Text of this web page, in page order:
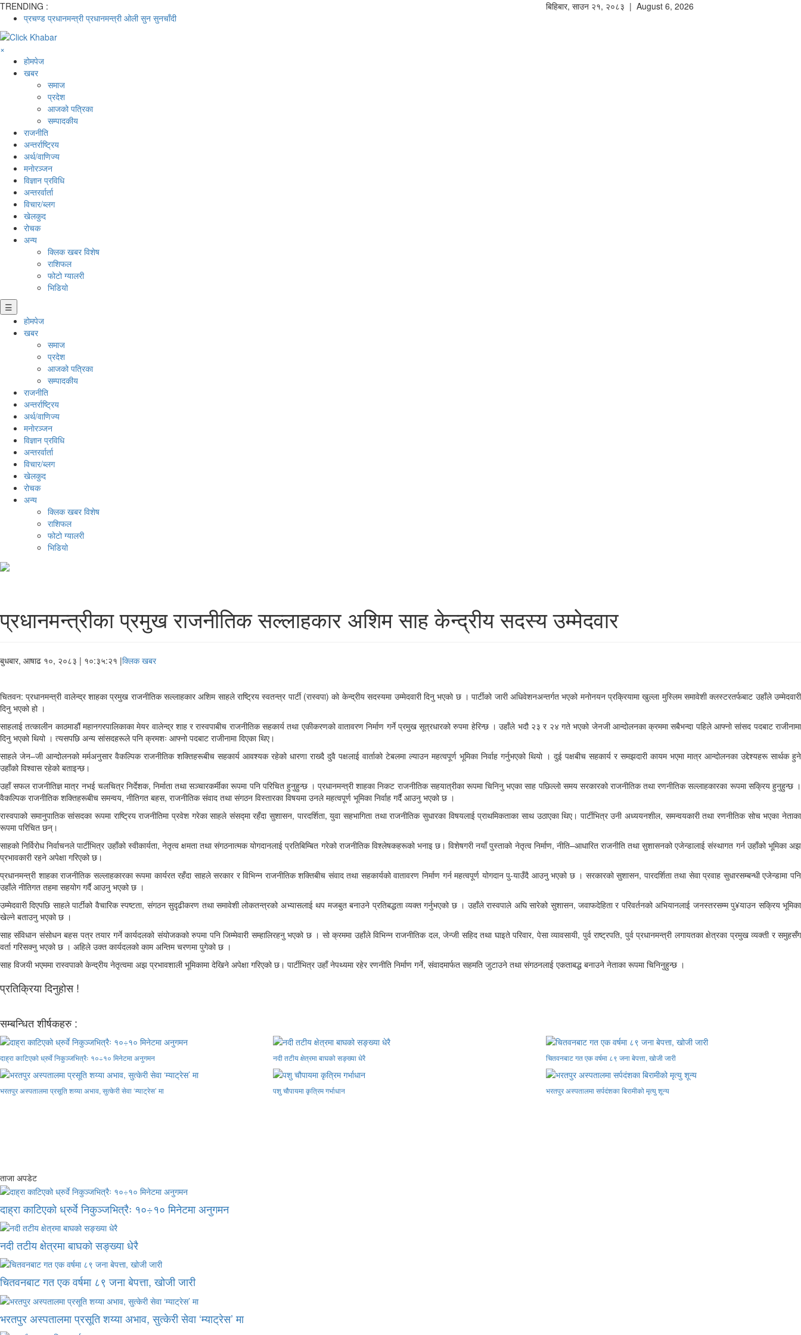
TRENDING :
प्रचण्ड प्रधानमन्त्री प्रधानमन्त्री ओली सुन सुनचाँदी
बिहिबार, साउन २१, २०८३ | August 6, 2026
×
होमपेज
खबर
समाज
प्रदेश
आजको पत्रिका
सम्पादकीय
राजनीति
अन्तर्राष्ट्रिय
अर्थ/वाणिज्य
मनाेरञ्जन
विज्ञान प्रविधि
अन्तरर्वार्ता
विचार/ब्लग
खेलकुद
रोचक
अन्य
क्लिक खबर विशेष
राशिफल
फोटो ग्यालरी
भिडियो
☰
होमपेज
खबर
समाज
प्रदेश
आजको पत्रिका
सम्पादकीय
राजनीति
अन्तर्राष्ट्रिय
अर्थ/वाणिज्य
मनाेरञ्जन
विज्ञान प्रविधि
अन्तरर्वार्ता
विचार/ब्लग
खेलकुद
रोचक
अन्य
क्लिक खबर विशेष
राशिफल
फोटो ग्यालरी
भिडियो
प्रधानमन्त्रीका प्रमुख राजनीतिक सल्लाहकार अशिम साह केन्द्रीय सदस्य उम्मेदवार
बुधबार, आषाढ १०, २०८३ | १०:३५:२१ |क्लिक खबर
चितवन: प्रधानमन्त्री वालेन्द्र शाहका प्रमुख राजनीतिक सल्लाहकार अशिम साहले राष्ट्रिय स्वतन्त्र पार्टी (रास्वपा) को केन्द्रीय सदस्यमा उम्मेदवारी दिनु भएको छ । पार्टीको जारी अधिवेशनअन्तर्गत भएको मनोनयन प्रक्रियामा खुल्ला मुस्लिम समावेशी क्लस्टरतर्फबाट उहाँले उम्मेदवारी
दिनु भएको हो ।
साहलाई तत्कालीन काठमाडौं महानगरपालिकाका मेयर वालेन्द्र शाह र रास्वपाबीच राजनीतिक सहकार्य तथा एकीकरणको वातावरण निर्माण गर्ने प्रमुख सूत्रधारको रुपमा हेरिन्छ । उहाँले भदौ २३ र २४ गते भएको जेनजी आन्दोलनका क्रममा सबैभन्दा पहिले आफ्नो सांसद पदबाट राजीनामा
दिनु भएको थियो । त्यसपछि अन्य सांसदहरूले पनि क्रमशः आफ्नो पदबाट राजीनामा दिएका थिए।
साहले जेन–जी आन्दोलनको मर्मअनुसार वैकल्पिक राजनीतिक शक्तिहरूबीच सहकार्य आवश्यक रहेको धारणा राख्दै दुवै पक्षलाई वार्ताको टेबलमा ल्याउन महत्वपूर्ण भूमिका निर्वाह गर्नुभएको थियो । दुई पक्षबीच सहकार्य र समझदारी कायम भएमा मात्र आन्दोलनका उद्देश्यहरू सार्थक हुने
उहाँको विश्वास रहेको बताइन्छ।
उहाँ सफल राजनीतिज्ञ मात्र नभई चलचित्र निर्देशक, निर्माता तथा सञ्चारकर्मीका रूपमा पनि परिचित हुनुहुन्छ । प्रधानमन्त्री शाहका निकट राजनीतिक सहयात्रीका रूपमा चिनिनु भएका साह पछिल्लो समय सरकारको राजनीतिक तथा रणनीतिक सल्लाहकारका रूपमा सक्रिय हुनुहुन्छ ।
वैकल्पिक राजनीतिक शक्तिहरूबीच समन्वय, नीतिगत बहस, राजनीतिक संवाद तथा संगठन विस्तारका विषयमा उनले महत्वपूर्ण भूमिका निर्वाह गर्दै आउनु भएको छ ।
रास्वपाको समानुपातिक सांसदका रूपमा राष्ट्रिय राजनीतिमा प्रवेश गरेका साहले संसद्मा रहँदा सुशासन, पारदर्शिता, युवा सहभागिता तथा राजनीतिक सुधारका विषयलाई प्राथमिकताका साथ उठाएका थिए। पार्टीभित्र उनी अध्ययनशील, समन्वयकारी तथा रणनीतिक सोच भएका नेताका
रूपमा परिचित छन्।
साहको निर्विरोध निर्वाचनले पार्टीभित्र उहाँको स्वीकार्यता, नेतृत्व क्षमता तथा संगठनात्मक योगदानलाई प्रतिबिम्बित गरेको राजनीतिक विश्लेषकहरूको भनाइ छ। विशेषगरी नयाँ पुस्ताको नेतृत्व निर्माण, नीति–आधारित राजनीति तथा सुशासनको एजेन्डालाई संस्थागत गर्न उहाँको भूमिका अझ
प्रभावकारी रहने अपेक्षा गरिएको छ।
प्रधानमन्त्री शाहका राजनीतिक सल्लाहकारका रूपमा कार्यरत रहँदा साहले सरकार र विभिन्न राजनीतिक शक्तिबीच संवाद तथा सहकार्यको वातावरण निर्माण गर्न महत्वपूर्ण योगदान पु-याउँदै आउनु भएको छ । सरकारको सुशासन, पारदर्शिता तथा सेवा प्रवाह सुधारसम्बन्धी एजेन्डामा पनि
उहाँले नीतिगत तहमा सहयोग गर्दै आउनु भएको छ ।
उम्मेदवारी दिएपछि साहले पार्टीको वैचारिक स्पष्टता, संगठन सुदृढीकरण तथा समावेशी लोकतन्त्रको अभ्यासलाई थप मजबुत बनाउने प्रतिबद्धता व्यक्त गर्नुभएको छ । उहाँले रास्वपाले अघि सारेको सुशासन, जवाफदेहिता र परिवर्तनको अभियानलाई जनस्तरसम्म पु¥याउन सक्रिय भूमिका
खेल्ने बताउनु भएको छ ।
साह संविधान संसोधन बहस पत्र तयार गर्ने कार्यदलको संयोजकको रुपमा पनि जिम्मेवारी सम्हालिरहनु भएको छ । सो क्रममा उहाँले विभिन्न राजनीतिक दल, जेन्जी सहिद तथा घाइते परिवार, पेसा व्यावसायी, पुर्व राष्ट्रपति, पुर्व प्रधानमन्त्री लगायतका क्षेत्रका प्रमुख व्यक्ती र समुहसँग
वर्ता गरिसक्नु भएको छ । अहिले उक्त कार्यदलको काम अन्तिम चरणमा पुगेको छ ।
साह विजयी भएममा रास्वपाको केन्द्रीय नेतृत्वमा अझ प्रभावशाली भूमिकामा देखिने अपेक्षा गरिएको छ। पार्टीभित्र उहाँ नेपथ्यमा रहेर रणनीति निर्माण गर्ने, संवादमार्फत सहमति जुटाउने तथा संगठनलाई एकताबद्ध बनाउने नेताका रूपमा चिनिनुहुन्छ ।
प्रतिक्रिया दिनुहोस !
सम्बन्धित शीर्षकहरु :
दाह्रा काटिएको ध्रुर्वे निकुञ्जभित्रैः १०÷१० मिनेटमा अनुगमन नदी तटीय क्षेत्रमा बाघको सङ्ख्या धेरै चितवनबाट गत एक वर्षमा ८९ जना बेपत्ता, खोजी जारी
भरतपुर अस्पतालमा प्रसूति शय्या अभाव, सुत्केरी सेवा ‘म्याट्रेस’ मा पशु चौपायमा कृत्रिम गर्भाधान भरतपुर अस्पतालमा सर्पदंशका बिरामीको मृत्यु शून्य
ताजा अपडेट
दाह्रा काटिएको ध्रुर्वे निकुञ्जभित्रैः १०÷१० मिनेटमा अनुगमन
नदी तटीय क्षेत्रमा बाघको सङ्ख्या धेरै
चितवनबाट गत एक वर्षमा ८९ जना बेपत्ता, खोजी जारी
भरतपुर अस्पतालमा प्रसूति शय्या अभाव, सुत्केरी सेवा ‘म्याट्रेस’ मा